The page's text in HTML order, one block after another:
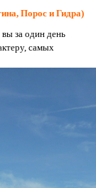
Порос и Гидра)
за один день
самых